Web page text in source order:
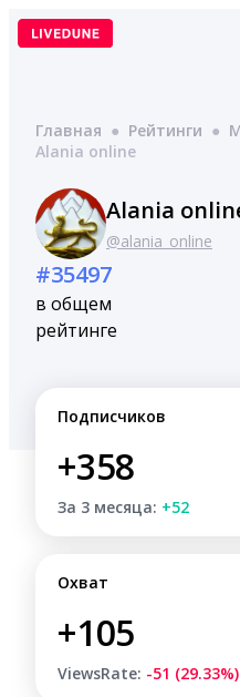
Перейти
Главная ● Рейтинги ●
Alania online
Alania
@alania_online
#35497
в общем
рейтинге
Подписчиков
+358
За 3 месяца: +52
Охват
+105
ViewsRate: -51 (29.33%)